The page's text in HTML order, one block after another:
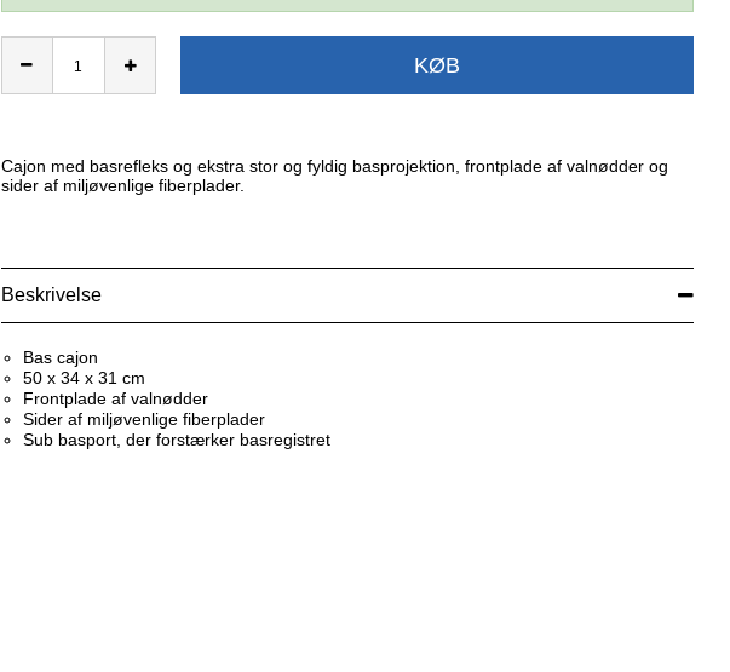
KØB
Cajon med basrefleks og ekstra stor og fyldig basprojektion, frontplade af valnødder og
sider af miljøvenlige fiberplader.
Beskrivelse
Bas cajon
50 x 34 x 31 cm
Frontplade af valnødder
Sider af miljøvenlige fiberplader
Sub basport, der forstærker basregistret